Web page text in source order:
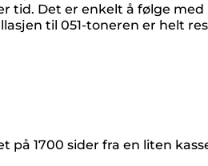
tid. Det er enkelt å følge
til 051-toneren er helt
på 1700 sider fra en liten